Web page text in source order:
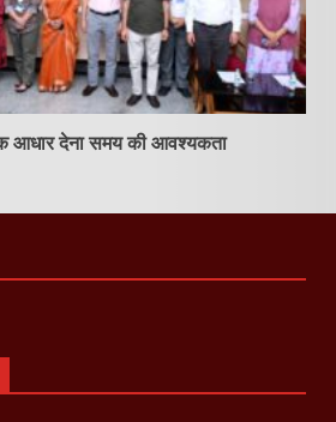
आधार देना समय की आवश्यकता